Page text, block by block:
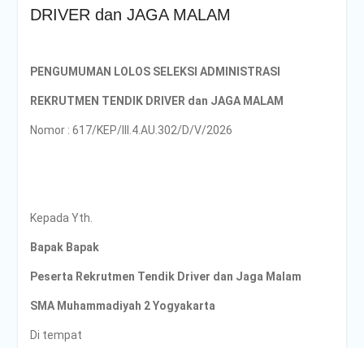
DRIVER dan JAGA MALAM
PENGUMUMAN LOLOS SELEKSI ADMINISTRASI
REKRUTMEN TENDIK DRIVER dan JAGA MALAM
Nomor : 617/KEP/III.4.AU.302/D/V/2026
Kepada Yth.
Bapak Bapak
Peserta Rekrutmen Tendik Driver dan Jaga Malam
SMA Muhammadiyah 2 Yogyakarta
Di tempat